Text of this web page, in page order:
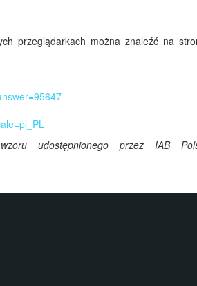
przeglądarkach można znaleźć na
udostępnionego przez IAB